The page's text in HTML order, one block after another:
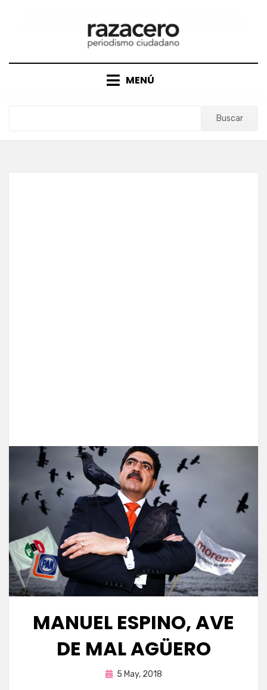
MENÚ
Buscar
MANUEL ESPINO, AVE
DE MAL AGÜERO
porEnrique
Publicada
5 May, 2018